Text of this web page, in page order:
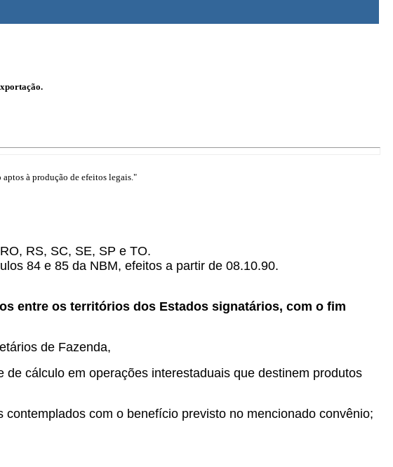
à produção de efeitos legais."
RS, SC, SE, SP e TO.
84 e 85 da NBM, efeitos a partir de 08.10.90.
entre os territórios dos Estados signatários, com o fim
de Fazenda,
cálculo em operações interestaduais que destinem produtos
com o benefício previsto no mencionado convênio;